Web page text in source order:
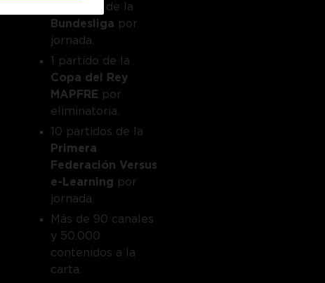
y de la
Bundesliga por
jornada.
1 partido de la
Copa del Rey
MAPFRE por
eliminatoria.
10 partidos de la
Primera
Federación Versus
e-Learning por
jornada.
Más de 90 canales
y 50.000
contenidos a la
carta.